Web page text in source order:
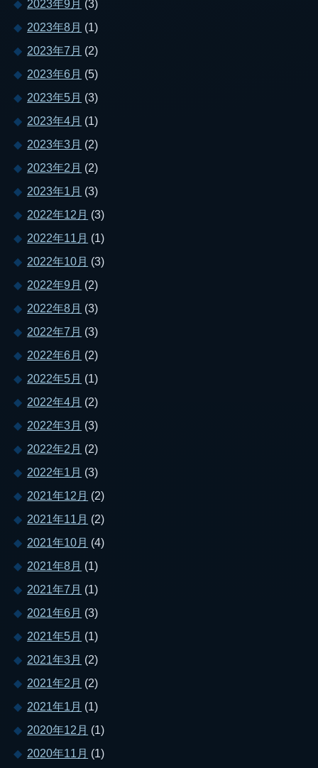
2023年9月 (3)
2023年8月 (1)
2023年7月 (2)
2023年6月 (5)
2023年5月 (3)
2023年4月 (1)
2023年3月 (2)
2023年2月 (2)
2023年1月 (3)
2022年12月 (3)
2022年11月 (1)
2022年10月 (3)
2022年9月 (2)
2022年8月 (3)
2022年7月 (3)
2022年6月 (2)
2022年5月 (1)
2022年4月 (2)
2022年3月 (3)
2022年2月 (2)
2022年1月 (3)
2021年12月 (2)
2021年11月 (2)
2021年10月 (4)
2021年8月 (1)
2021年7月 (1)
2021年6月 (3)
2021年5月 (1)
2021年3月 (2)
2021年2月 (2)
2021年1月 (1)
2020年12月 (1)
2020年11月 (1)